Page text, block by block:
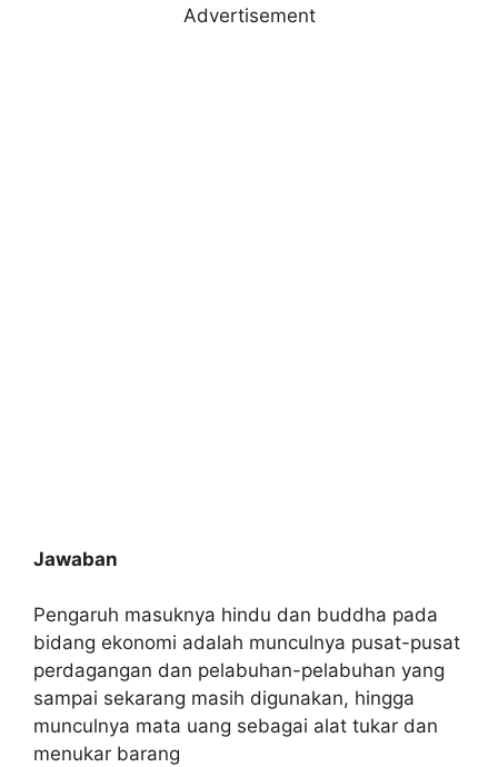
Advertisement
Jawaban
Pengaruh masuknya hindu dan buddha pada
bidang ekonomi adalah munculnya pusat-pusat
perdagangan dan pelabuhan-pelabuhan yang
sampai sekarang masih digunakan, hingga
munculnya mata uang sebagai alat tukar dan
menukar barang